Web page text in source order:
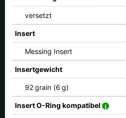
versetzt
Insert
Messing Insert
Insertgewicht
92 grain (6 g)
Insert O-Ring kompatibel